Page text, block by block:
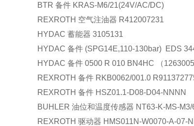
BTR 备件 KRAS-M6/21(24V/AC/DC)
REXROTH 空气注油器 R412007231
HYDAC 蓄能器 3105131
HYDAC 备件 (SPG14E,110-130bar) EDS
HYDAC 备件 0500 R 010 BN4HC （1263005
REXROTH 备件 RKB0062/001.0
REXROTH 备件 HSZ01.1-D08-D04-NNNN
BUHLER 油位和温度传感器 NT63-K-MS-
REXROTH 驱动器 HMS011N-W0070-A-07-